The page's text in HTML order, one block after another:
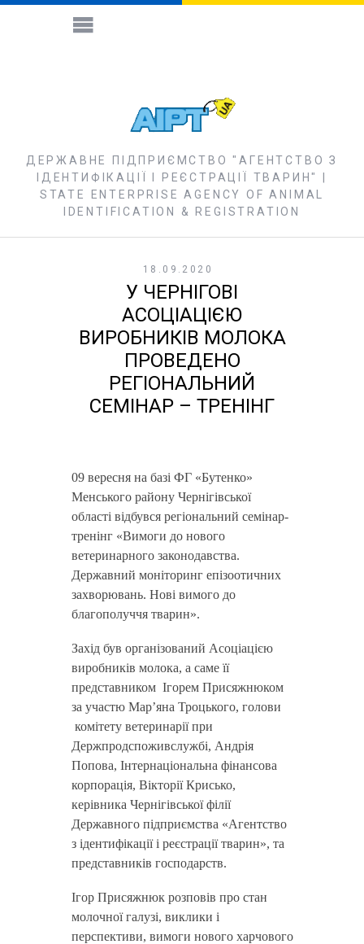
ДЕРЖАВНЕ ПІДПРИЄМСТВО "АГЕНТСТВО З
ІДЕНТИФІКАЦІЇ І РЕЄСТРАЦІЇ ТВАРИН" |
STATE ENTERPRISE AGENCY OF ANIMAL
IDENTIFICATION & REGISTRATION
18.09.2020
У ЧЕРНІГОВІ
АСОЦІАЦІЄЮ
ВИРОБНИКІВ МОЛОКА
ПРОВЕДЕНО
РЕГІОНАЛЬНИЙ
СЕМІНАР – ТРЕНІНГ
09 вересня на базі ФГ «Бутенко»
Менського району Чернігівської
області відбувся регіональний семінар-
тренінг «Вимоги до нового
ветеринарного законодавства.
Державний моніторинг епізоотичних
захворювань. Нові вимого до
благополуччя тварин».
Захід був організований Асоціацією
виробників молока, а саме її
представником Ігорем Присяжнюком
за участю Мар’яна Троцького, голови
комітету ветеринарії при
Держпродспоживслужбі, Андрія
Попова, Інтернаціональна фінансова
корпорація, Вікторії Крисько,
керівника Чернігівської філії
Державного підприємства «Агентство
з ідентифікації і реєстрації тварин», та
представників господарств.
Ігор Присяжнюк розповів про стан
молочної галузі, виклики і
перспективи, вимоги нового харчового